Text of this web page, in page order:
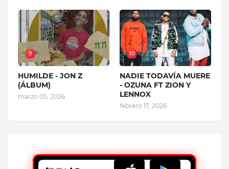
9
HUMILDE - JON Z
(ÁLBUM)
marzo 05, 2026
10
NADIE TODAVÍA MUERE
- OZUNA FT ZION Y
LENNOX
febrero 17, 2026